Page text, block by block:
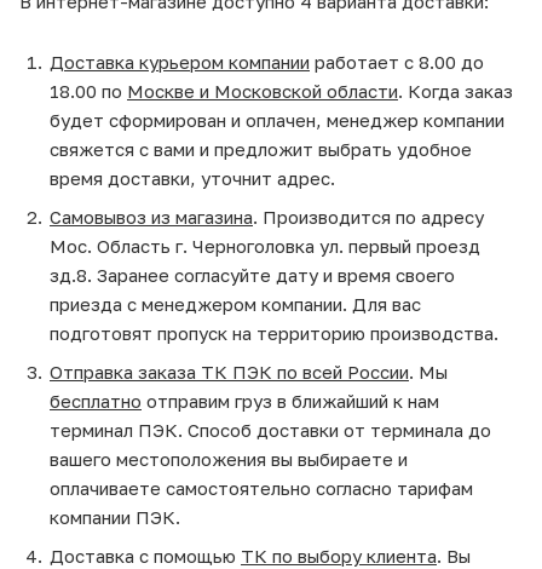
Доставка курьером компании работает с 8.00 до
18.00 по Москве и Московской области. Когда заказ
будет сформирован и оплачен, менеджер компании
свяжется с вами и предложит выбрать удобное
время доставки, уточнит адрес.
Самовывоз из магазина. Производится по адресу
Мос. Область г. Черноголовка ул. первый проезд
зд.8. Заранее согласуйте дату и время своего
приезда с менеджером компании. Для вас
подготовят пропуск на территорию производства.
Отправка заказа ТК ПЭК по всей России. Мы
бесплатно отправим груз в ближайший к нам
терминал ПЭК. Способ доставки от терминала до
вашего местоположения вы выбираете и
оплачиваете самостоятельно согласно тарифам
компании ПЭК.
Доставка с помощью ТК по выбору клиента. Вы